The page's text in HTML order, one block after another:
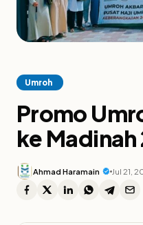
Umroh
Promo
ke Madinah
Ahmad Haramain Jul 21,